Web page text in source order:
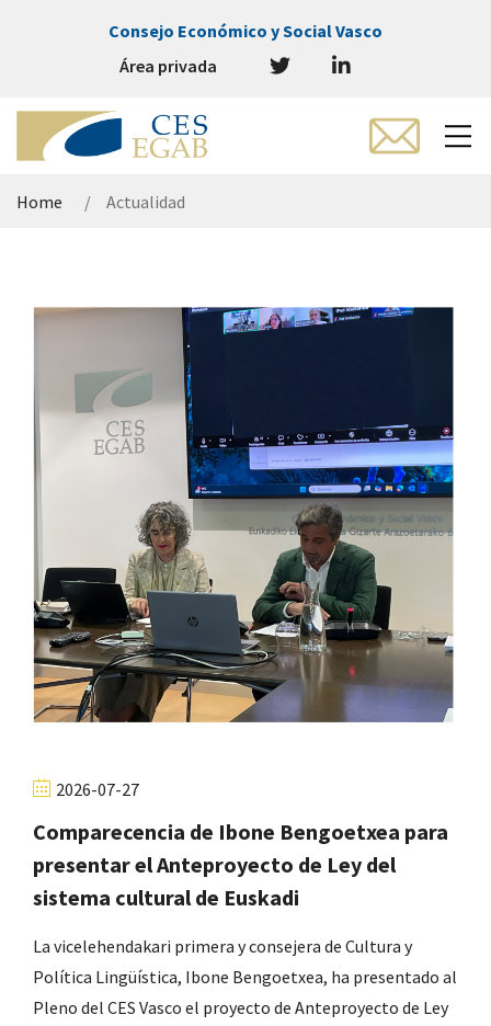
Consejo Económico y Social Vasco
Área privada
Home Actualidad
2026-07-27
Comparecencia de Ibone Bengoetxea para
presentar el Anteproyecto de Ley del
sistema cultural de Euskadi
La vicelehendakari primera y consejera de Cultura y
Política Lingüística, Ibone Bengoetxea, ha presentado al
Pleno del CES Vasco el proyecto de Anteproyecto de Ley